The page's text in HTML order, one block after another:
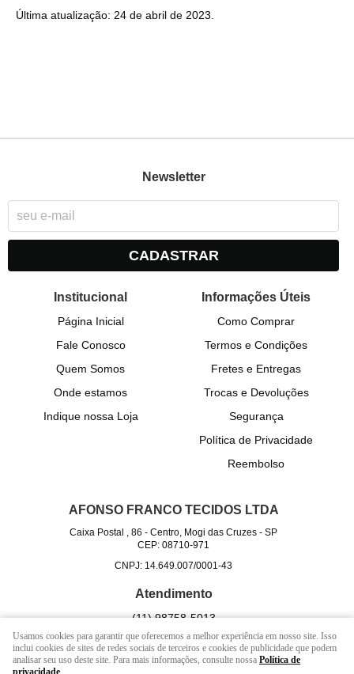
Última atualização: 24 de abril de 2023.
Newsletter
CADASTRAR
Institucional
Página Inicial
Fale Conosco
Quem Somos
Onde estamos
Indique nossa Loja
Informações Úteis
Como Comprar
Termos e Condições
Fretes e Entregas
Trocas e Devoluções
Segurança
Política de Privacidade
Reembolso
AFONSO FRANCO TECIDOS LTDA
Caixa Postal , 86 -Centro, Mogi das Cruzes -SP
CEP: 08710-971
CNPJ: 14.649.007/0001-43
Atendimento
(11)98758-5013
(11)98758-5013(WhatsApp)
24h Somos 100% on-line
Usamos cookies para garantir que oferecemos a melhor experiência em nosso site. Isso
inclui cookies de sites de redes sociais de terceiros e cookies de publicidade que podem
analisar seu uso deste site. Para mais informações, consulte nossa Política de
privacidade